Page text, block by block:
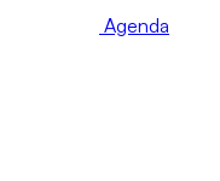
Agenda